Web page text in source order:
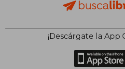
¡Descárgate la App